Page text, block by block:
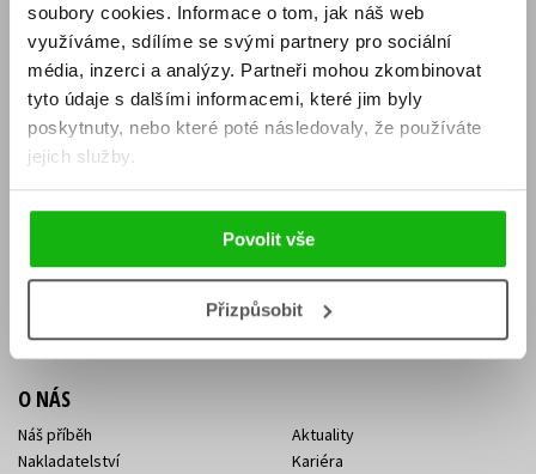
soubory cookies. Informace o tom, jak náš web
využíváme, sdílíme se svými partnery pro sociální
média, inzerci a analýzy. Partneři mohou zkombinovat
tyto údaje s dalšími informacemi, které jim byly
poskytnuty, nebo které poté následovaly, že používáte
jejich služby.
Povolit vše
Přizpůsobit
E-SHOP
Aktuality
Naši autoři
Obchodní podmínky
Jak nakoupit
Knižní novinky
Dárkové poukazy
Affiliate program
KONTAKTY
Sídlo společnosti
Kontakty Albatros Media
O NÁS
Náš příběh
Nakladatelství
Aktuality
Kariéra